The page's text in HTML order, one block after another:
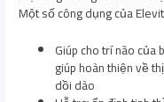
Một số công dụng của
Giúp cho trí não của
giúp hoàn thiện về
dồi dào